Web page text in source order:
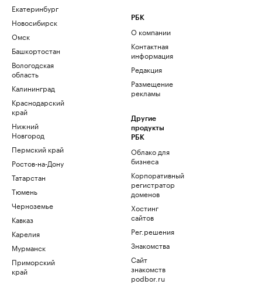
Екатеринбург
Новосибирск
Омск
Башкортостан
Вологодская
область
Калининград
Краснодарский
край
Нижний
Новгород
Пермский край
Ростов-на-Дону
Татарстан
Тюмень
Черноземье
Кавказ
Карелия
Мурманск
Приморский
край
РБК
О компании
Контактная
информация
Редакция
Размещение
рекламы
Другие
продукты
РБК
Облако для
бизнеса
Корпоративный
регистратор
доменов
Хостинг
сайтов
Рег.решения
Знакомства
Сайт
знакомств
podbor.ru